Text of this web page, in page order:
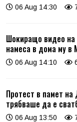
06 Aug 14:30
Шокиращо видео
намеса в дома му в
06 Aug 14:10
Протест в памет
трябваше да е
06 Aug 13:50